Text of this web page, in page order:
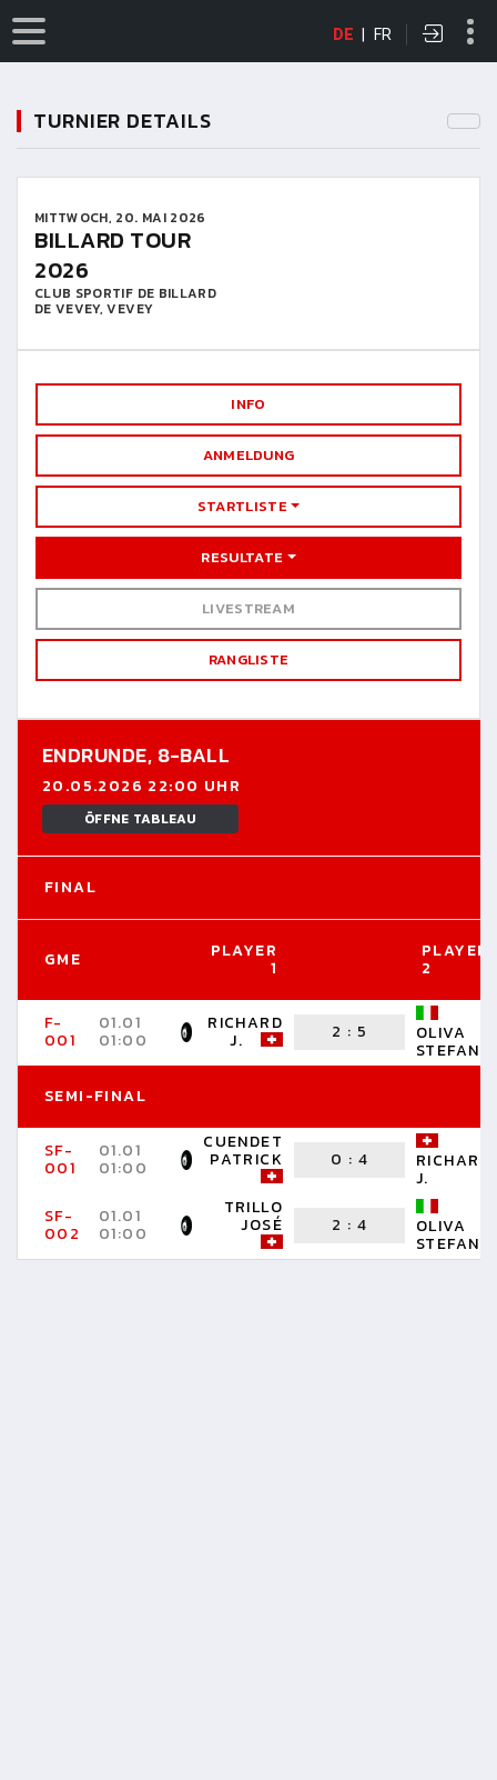
DE | FR
TURNIER DETAILS
MITTWOCH, 20. MAI 2026
BILLARD TOUR
2026
CLUB SPORTIF DE BILLARD
DE VEVEY, VEVEY
INFO
ANMELDUNG
STARTLISTE
RESULTATE
LIVESTREAM
RANGLISTE
ENDRUNDE, 8-BALL
20.05.2026 22:00 UHR
ÖFFNE TABLEAU
FINAL
GME PLAYER
1
PLAYER
2
F-
001
01.01
01:00
RICHARD
J. 2 : 5 OLIVA
STEFANO
SEMI-FINAL
SF-
001
01.01
01:00
CUENDET
PATRICK 0 : 4 RICHARD
J.
SF-
002
01.01
01:00
TRILLO
JOSÉ 2 : 4 OLIVA
STEFANO